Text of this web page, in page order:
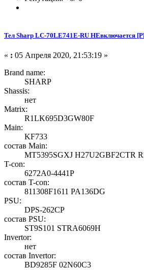
Тел Sharp LC-70LE741E-RU
« : 05 Апреля 2020, 21:53:19 »
Brand name:
SHARP
Shassis:
нет
Matrix:
R1LK695D3GW80F
Main:
KF733
состав Main:
MT5395SGXJ H27U2GBF2CTR
T-con:
6272A0-4441P
состав T-con:
811308F1611 PA136DG
PSU:
DPS-262CP
состав PSU:
ST9S101 STRA6069H
Invertor:
нет
состав Invertor:
BD9285F 02N60C3